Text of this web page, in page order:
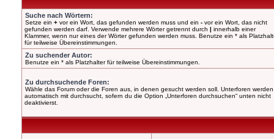
Suche nach Wörtern:
Setze ein + vor ein Wort, das gefunden werden muss und ein - vor ein Wort, das nicht
gefunden werden darf. Verwende mehrere Wörter getrennt durch | innerhalb einer
Klammer, wenn nur eines der Wörter gefunden werden muss. Benutze ein * als
für teilweise Übereinstimmungen.
Zu suchender Autor:
Benutze ein * als Platzhalter für teilweise Übereinstimmungen.
Zu durchsuchende Foren:
Wähle das Forum oder die Foren aus, in denen gesucht werden soll. Unterforen werden
automatisch mit durchsucht, sofern du die Option „Unterforen durchsuchen“ unten nicht
deaktivierst.